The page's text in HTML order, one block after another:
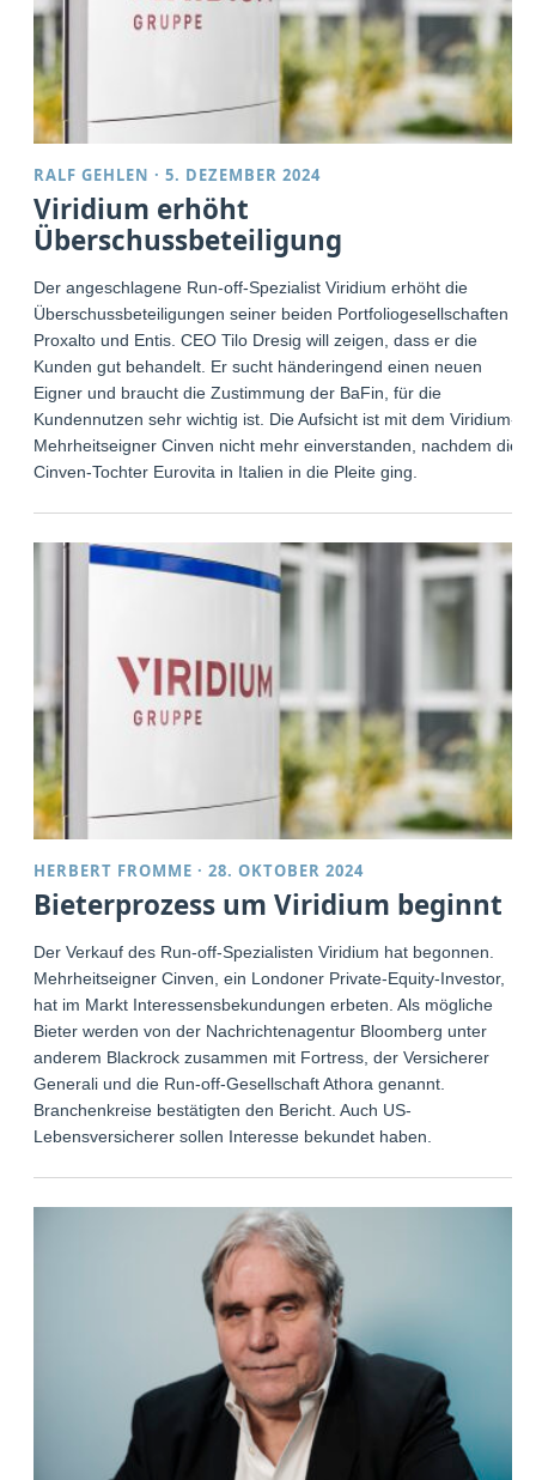
RALF GEHLEN ·5. DEZEMBER 2024
Viridium erhöht
Überschussbeteiligung
Der angeschlagene Run-off-Spezialist Viridium erhöht die
Überschussbeteiligungen seiner beiden Portfoliogesellschaften
Proxalto und Entis. CEO Tilo Dresig will zeigen, dass er die
Kunden gut behandelt. Er sucht händeringend einen neuen
Eigner und braucht die Zustimmung der BaFin, für die
Kundennutzen sehr wichtig ist. Die Aufsicht ist mit dem Viridium-
Mehrheitseigner Cinven nicht mehr einverstanden, nachdem die
Cinven-Tochter Eurovita in Italien in die Pleite ging.
HERBERT FROMME ·28. OKTOBER 2024
Bieterprozess um Viridium beginnt
Der Verkauf des Run-off-Spezialisten Viridium hat begonnen.
Mehrheitseigner Cinven, ein Londoner Private-Equity-Investor,
hat im Markt Interessensbekundungen erbeten. Als mögliche
Bieter werden von der Nachrichtenagentur Bloomberg unter
anderem Blackrock zusammen mit Fortress, der Versicherer
Generali und die Run-off-Gesellschaft Athora genannt.
Branchenkreise bestätigten den Bericht. Auch US-
Lebensversicherer sollen Interesse bekundet haben.